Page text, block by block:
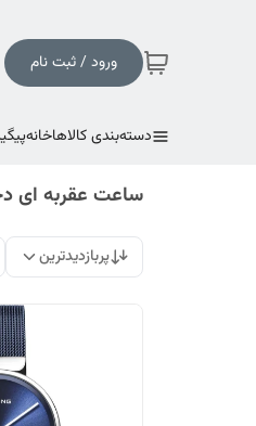
ورود / ثبت نام
دسته‌بندی کالاهاخانه
ساعت عقربه ای
پربازدیدترین